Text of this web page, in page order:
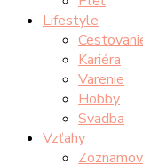
Lifestyle
Kariéra
Varenie
Hobby
Svadba
Vzťahy